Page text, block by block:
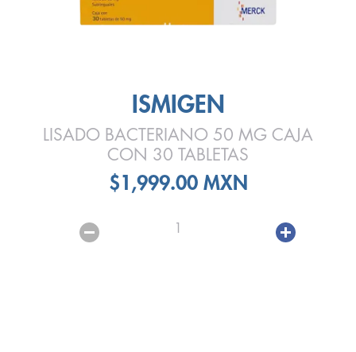
ISMIGEN
LISADO BACTERIANO 50 MG CAJA
CON 30 TABLETAS
$1,999.00 MXN
1